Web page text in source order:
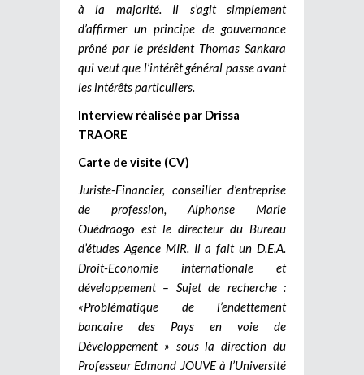
à la majorité. Il s’agit simplement
d’affirmer un principe de gouvernance
prôné par le président Thomas Sankara
qui veut que l’intérêt général passe avant
les intérêts particuliers.
Interview réalisée par Drissa
TRAORE
Carte de visite (CV)
Juriste-Financier, conseiller d’entreprise
de profession, Alphonse Marie
Ouédraogo est le directeur du Bureau
d’études Agence MIR. Il a fait un D.E.A.
Droit-Economie internationale et
développement – Sujet de recherche :
«Problématique de l’endettement
bancaire des Pays en voie de
Développement » sous la direction du
Professeur Edmond JOUVE à l’Université